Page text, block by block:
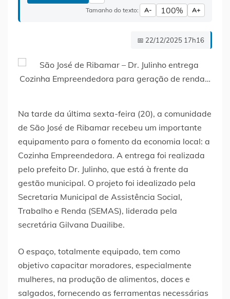
Tamanho do texto: A- 100% A+
📅 22/12/2025 17h16
Na tarde da última sexta-feira (20), a comunidade
de São José de Ribamar recebeu um importante
equipamento para o fomento da economia local: a
Cozinha Empreendedora. A entrega foi realizada
pelo prefeito Dr. Julinho, que está à frente da
gestão municipal. O projeto foi idealizado pela
Secretaria Municipal de Assistência Social,
Trabalho e Renda (SEMAS), liderada pela
secretária Gilvana Duailibe.
O espaço, totalmente equipado, tem como
objetivo capacitar moradores, especialmente
mulheres, na produção de alimentos, doces e
salgados, fornecendo as ferramentas necessárias